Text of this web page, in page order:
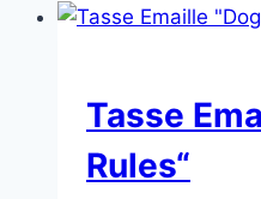
Tasse
Rules“